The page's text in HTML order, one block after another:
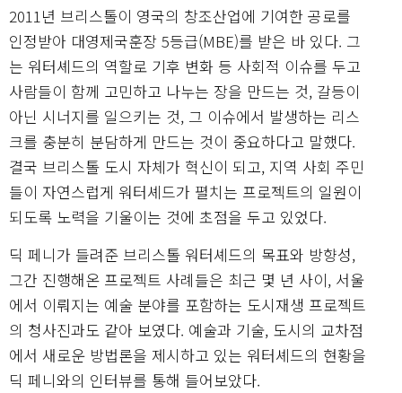
2011년 브리스톨이 영국의 창조산업에 기여한 공로를
인정받아 대영제국훈장 5등급(MBE)를 받은 바 있다. 그
는 워터셰드의 역할로 기후 변화 등 사회적 이슈를 두고
사람들이 함께 고민하고 나누는 장을 만드는 것, 갈등이
아닌 시너지를 일으키는 것, 그 이슈에서 발생하는 리스
크를 충분히 분담하게 만드는 것이 중요하다고 말했다.
결국 브리스톨 도시 자체가 혁신이 되고, 지역 사회 주민
들이 자연스럽게 워터셰드가 펼치는 프로젝트의 일원이
되도록 노력을 기울이는 것에 초점을 두고 있었다.
딕 페니가 들려준 브리스톨 워터셰드의 목표와 방향성,
그간 진행해온 프로젝트 사례들은 최근 몇 년 사이, 서울
에서 이뤄지는 예술 분야를 포함하는 도시재생 프로젝트
의 청사진과도 같아 보였다. 예술과 기술, 도시의 교차점
에서 새로운 방법론을 제시하고 있는 워터셰드의 현황을
딕 페니와의 인터뷰를 통해 들어보았다.